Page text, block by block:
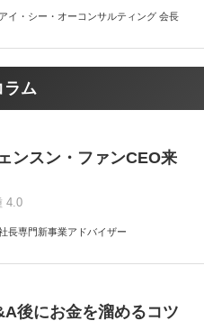
イ・シー・オーコンサルティング 会長
ラム
ンスン・ファンCEO来
4.0
長専門新事業アドバイザー
後にお金を溜めるコツ